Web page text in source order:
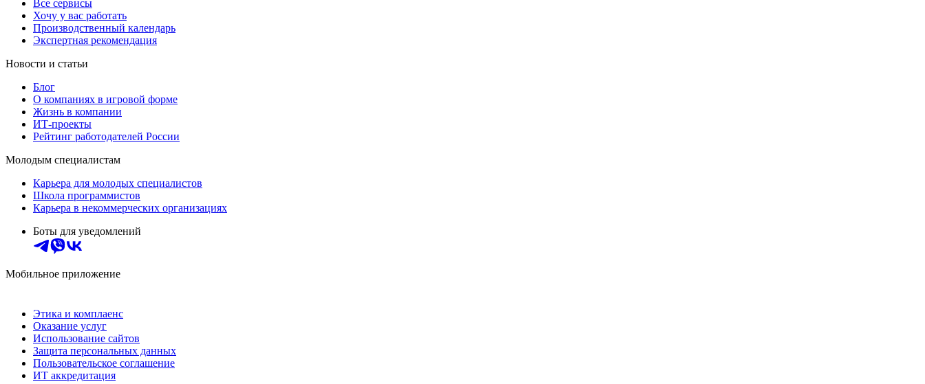
Все сервисы
Хочу у вас работать
Производственный календарь
Экспертная рекомендация
Новости и статьи
Блог
О компаниях в игровой форме
Жизнь в компании
ИТ-проекты
Рейтинг работодателей России
Молодым специалистам
Карьера для молодых специалистов
Школа программистов
Карьера в некоммерческих организациях
Боты для уведомлений
Мобильное приложение
Этика и комплаенс
Оказание услуг
Использование сайтов
Защита персональных данных
Пользовательское соглашение
ИТ аккредитация